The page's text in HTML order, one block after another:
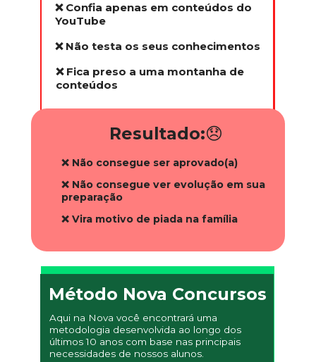
Método Nova Concursos
Aqui na Nova você encontrará uma
metodologia desenvolvida ao longo dos
últimos 10 anos com base nas principais
necessidades de nossos alunos.
❌ Confia apenas em conteúdos do
YouTube
❌ Não testa os seus conhecimentos
❌ Fica preso a uma montanha de
conteúdos
Resultado:😞
❌ Não consegue ser aprovado(a)
❌ Não consegue ver evolução em sua
preparação
❌ Vira motivo de piada na família